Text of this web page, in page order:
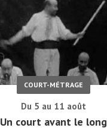
COURT-MÉTRAGE
Du 5 au 11 août
Un court avant le long